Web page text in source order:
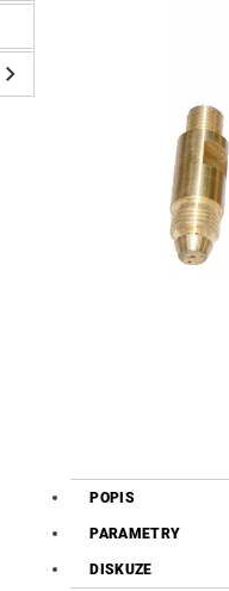
POPIS
PARAMETRY
DISKUZE